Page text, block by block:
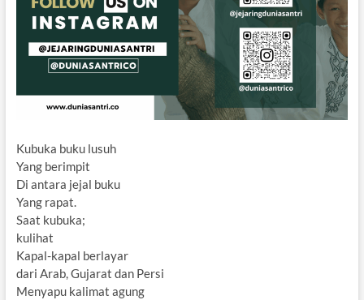
Kubuka buku lusuh
Yang berimpit
Di antara jejal buku
Yang rapat.
Saat kubuka;
kulihat
Kapal-kapal berlayar
dari Arab, Gujarat dan Persi
Menyapu kalimat agung